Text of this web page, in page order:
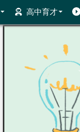
高中育才